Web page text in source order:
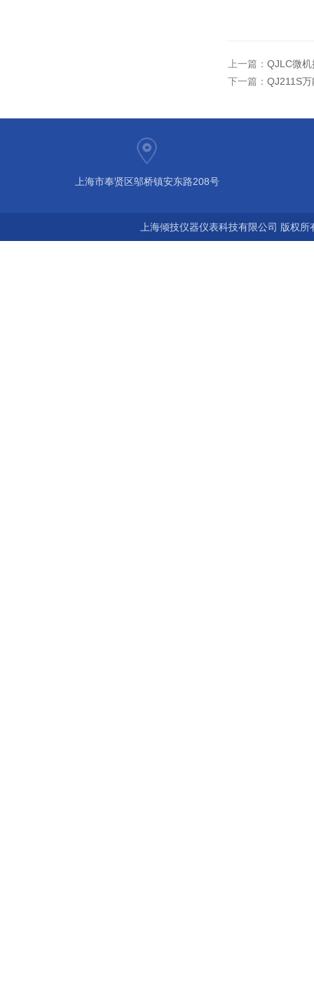
上一篇： QJLC微
下一篇： QJ211S
上海市奉贤区邬桥镇安东路208号
上海倾技仪器仪表科技有限公司 版权